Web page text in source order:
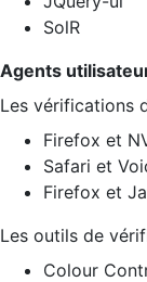
SolR
Agents
Les vérifications
Firefox et
Safari et
Firefox et
Les outils de
Colour